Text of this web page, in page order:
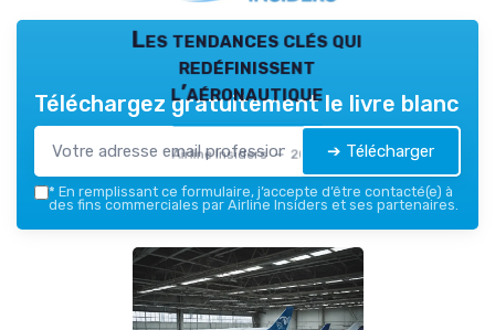
Les tendances clés qui
redéfinissent
l’aéronautique
Airline Insiders — 2026
Téléchargez gratuitement le livre blanc
➔ Télécharger
* En remplissant ce formulaire, j’accepte d’être contacté(e) à
des fins commerciales par Airline Insiders et ses partenaires.